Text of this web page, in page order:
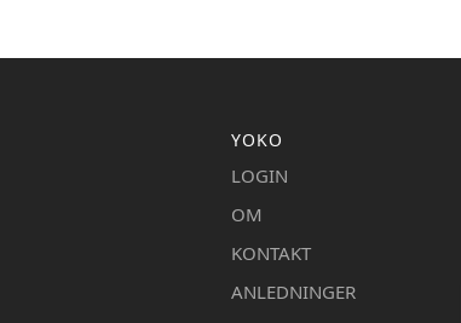
YOKO
LOGIN
OM
KONTAKT
ANLEDNINGER